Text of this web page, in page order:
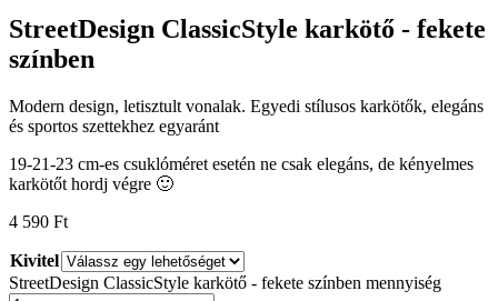
StreetDesign ClassicStyle karkötő - fekete
színben
Modern design, letisztult vonalak. Egyedi stílusos karkötők, elegáns
és sportos szettekhez egyaránt
19-21-23 cm-es csuklóméret esetén ne csak elegáns, de kényelmes
karkötőt hordj végre 🙂
4 590 Ft
Kivitel
StreetDesign ClassicStyle karkötő - fekete színben mennyiség